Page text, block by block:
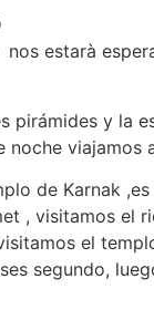
estarà
pirámides y la
viajamos
de Karnak
, visitamos el
el
segundo,